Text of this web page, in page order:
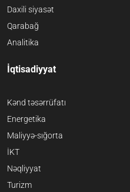
Daxili siyasət
Qarabağ
Analitika
İqtisadiyyat
Kənd təsərrüfatı
Energetika
Maliyyə-sığorta
İKT
Nəqliyyat
Turizm